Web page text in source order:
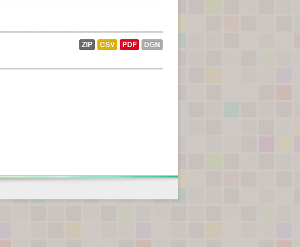
ZIP CSV PDF DGN